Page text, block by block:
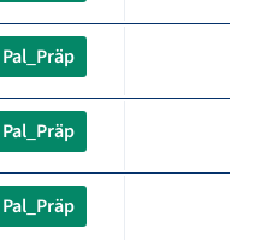
Pal_Präp
Pal_Präp
Pal_Präp